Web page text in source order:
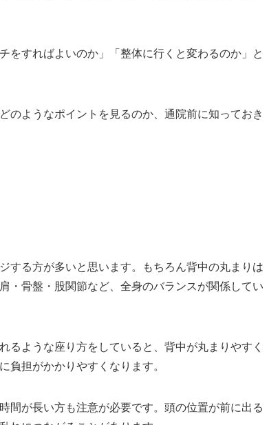
をすればよいのか」「整体に行くと変わるのか」と
のようなポイントを見るのか、通院前に知っておき
する方が多いと思います。もちろん背中の丸まりは
・骨盤・股関節など、全身のバランスが関係してい
るような座り方をしていると、背中が丸まりやすく
負担がかかりやすくなります。
間が長い方も注意が必要です。頭の位置が前に出る